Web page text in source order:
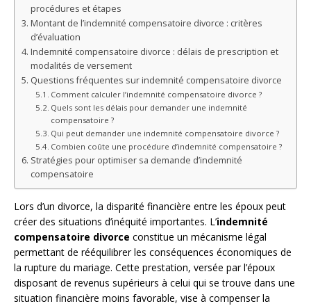
procédures et étapes
Montant de l’indemnité compensatoire divorce : critères
d’évaluation
Indemnité compensatoire divorce : délais de prescription et
modalités de versement
Questions fréquentes sur indemnité compensatoire divorce
Comment calculer l’indemnité compensatoire divorce ?
Quels sont les délais pour demander une indemnité
compensatoire ?
Qui peut demander une indemnité compensatoire divorce ?
Combien coûte une procédure d’indemnité compensatoire ?
Stratégies pour optimiser sa demande d’indemnité
compensatoire
Lors d’un divorce, la disparité financière entre les époux peut
créer des situations d’inéquité importantes. L’indemnité
compensatoire divorce constitue un mécanisme légal
permettant de rééquilibrer les conséquences économiques de
la rupture du mariage. Cette prestation, versée par l’époux
disposant de revenus supérieurs à celui qui se trouve dans une
situation financière moins favorable, vise à compenser la